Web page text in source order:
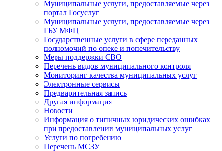
Муниципальные услуги, предоставляемые через
портал Госуслуг
Муниципальные услуги, предоставляемые через
ГБУ МФЦ
Государственные услуги в сфере переданных
полномочий по опеке и попечительству
Меры поддержки СВО
Перечень видов муниципального контроля
Мониторинг качества муниципальных услуг
Электронные сервисы
Предварительная запись
Другая информация
Новости
Информация о типичных юридических ошибках
при предоставлении муниципальных услуг
Услуги по погребению
Перечень МСЗУ